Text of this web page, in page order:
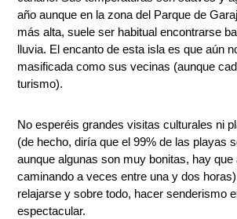
año aunque en la zona del Parque de
más alta, suele ser habitual encontrarse
lluvia. El encanto de esta isla es que aún
masificada como sus vecinas (aunque
turismo).
No esperéis grandes visitas culturales ni
(de hecho, diría que el 99% de las playas
aunque algunas son muy bonitas, hay que
caminando a veces entre una y dos
relajarse y sobre todo, hacer senderismo
espectacular.